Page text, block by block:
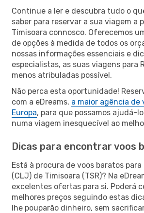
Continue a ler e descubra tudo o
saber para reservar a sua viagem a
Timisoara connosco. Oferecemos
de opções à medida de todos os
nossas informações essenciais e
especialistas, as suas viagens para
menos atribuladas possível.
Não perca esta oportunidade!
com a eDreams, a maior agência de
Europa, para que possamos ajudá-
numa viagem inesquecível ao
Dicas para encontrar voos
Está à procura de voos baratos
(CLJ) de Timisoara (TSR)? Na
excelentes ofertas para si. Poderá
melhores preços seguindo estas
lhe pouparão dinheiro, sem